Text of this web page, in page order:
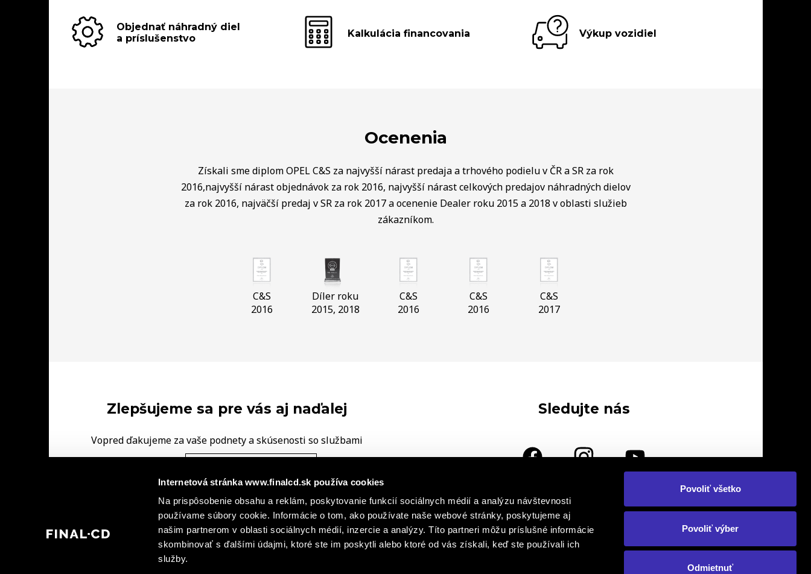
Internetová stránka www.finalcd.sk používa cookies
Na prispôsobenie obsahu a reklám, poskytovanie funkcií sociálnych médií a analýzu návštevnosti
používame súbory cookie. Informácie o tom, ako používate naše webové stránky, poskytujeme aj
našim partnerom v oblasti sociálnych médií, inzercie a analýzy. Títo partneri môžu príslušné informácie
skombinovať s ďalšími údajmi, ktoré ste im poskytli alebo ktoré od vás získali, keď ste používali ich
služby.
Povoliť všetko
Povoliť výber
Odmietnuť
Objednať náhradný diel
a príslušenstvo
Kalkulácia financovania Výkup vozidiel
Ocenenia
Získali sme diplom OPEL C&S za najvyšší nárast predaja a trhového podielu v ČR a SR za rok
2016,najvyšší nárast objednávok za rok 2016, najvyšší nárast celkových predajov náhradných dielov
za rok 2016, najväčší predaj v SR za rok 2017 a ocenenie Dealer roku 2015 a 2018 v oblasti služieb
zákazníkom.
C&S
2016
Díler roku
2015, 2018
C&S
2016
C&S
2016
C&S
2017
Zlepšujeme sa pre vás aj naďalej
Vopred ďakujeme za vaše podnety a skúsenosti so službami
FINAL‑CD.
Ochrana osobných údajov |Informácie o kamerových záznamoch|Základné časti
dohody spoločných prevádzkovateľov|Informácie o súboroch cookies
Sledujte nás
alebo nás navštívte osobne